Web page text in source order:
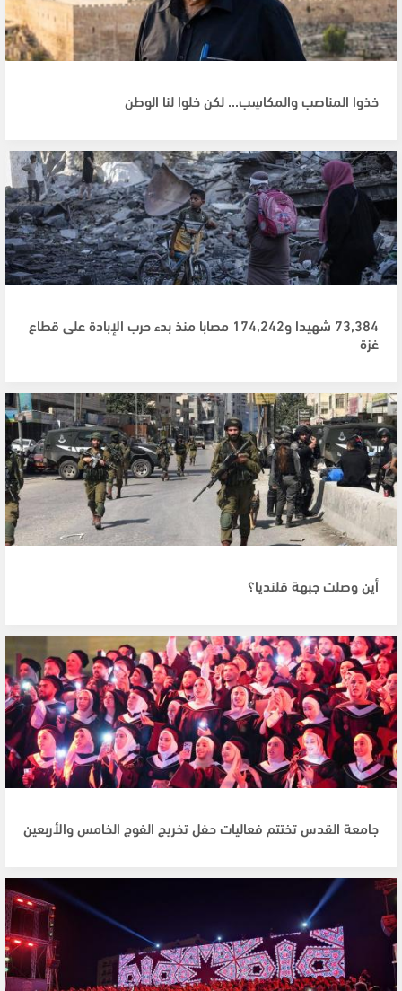
خذوا المناصب والمكاسِب... لكن خلوا لنا الوطن
73,384 شهيدا و174,242 مصابا منذ بدء حرب الإبادة على قطاع
غزة
أين وصلت جبهة قلنديا؟
جامعة القدس تختتم فعاليات حفل تخريج الفوج الخامس والأربعين